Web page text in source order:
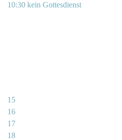
10:30 kein Gottesdienst
15
16
17
18